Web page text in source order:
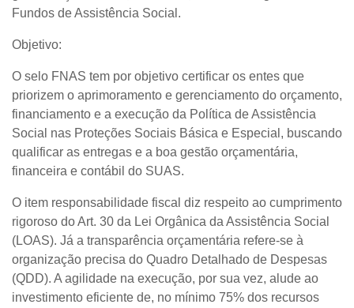
Fundos de Assistência Social.
Objetivo:
O selo FNAS tem por objetivo certificar os entes que
priorizem o aprimoramento e gerenciamento do orçamento,
financiamento e a execução da Política de Assistência
Social nas Proteções Sociais Básica e Especial, buscando
qualificar as entregas e a boa gestão orçamentária,
financeira e contábil do SUAS.
O item responsabilidade fiscal diz respeito ao cumprimento
rigoroso do Art. 30 da Lei Orgânica da Assistência Social
(LOAS). Já a transparência orçamentária refere-se à
organização precisa do Quadro Detalhado de Despesas
(QDD). A agilidade na execução, por sua vez, alude ao
investimento eficiente de, no mínimo 75% dos recursos